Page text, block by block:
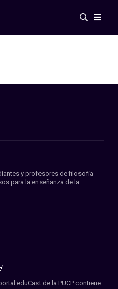
y profesores de filosofía
para la enseñanza de la
eduCast de la PUCP contiene